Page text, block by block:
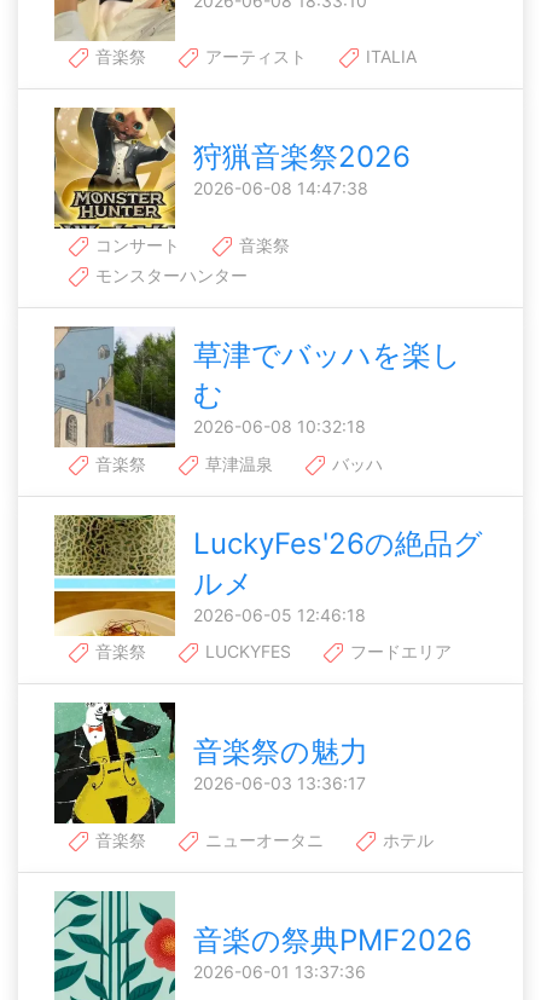
音楽祭 アーティスト ITALIA
狩猟音楽祭2026
2026-06-08 14:47:38
コンサート
音楽祭
モンスターハンター
草津でバッハを楽し
む
2026-06-08 10:32:18
音楽祭
草津温泉 バッハ
LuckyFes'26の絶品グ
ルメ
2026-06-05 12:46:18
音楽祭
LUCKYFES フードエリア
音楽祭の魅力
2026-06-03 13:36:17
音楽祭 ニューオータニ ホテル
音楽の祭典PMF2026
2026-06-01 13:37:36